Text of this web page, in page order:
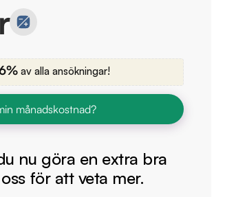
av alla ansökningar!
månadskostnad?
nu göra en extra bra
för att veta mer.